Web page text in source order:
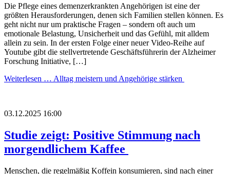
Die Pflege eines demenzerkrankten Angehörigen ist eine der
größten Herausforderungen, denen sich Familien stellen können. Es
geht nicht nur um praktische Fragen – sondern oft auch um
emotionale Belastung, Unsicherheit und das Gefühl, mit alldem
allein zu sein. In der ersten Folge einer neuer Video-Reihe auf
Youtube gibt die stellvertretende Geschäftsführerin der Alzheimer
Forschung Initiative, […]
Weiterlesen … Alltag meistern und Angehörige stärken
03.12.2025 16:00
Studie zeigt: Positive Stimmung nach
morgendlichem Kaffee
Menschen, die regelmäßig Koffein konsumieren, sind nach einer